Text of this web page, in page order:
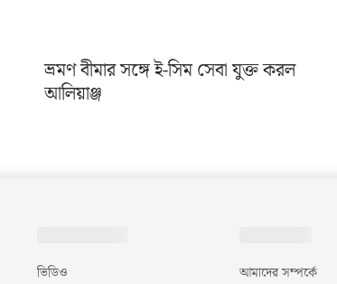
ভ্রমণ বীমার সঙ্গে ই-সিম সেবা যুক্ত করল
আলিয়াঞ্জ
ভিডিও
আমাদের সম্পর্কে